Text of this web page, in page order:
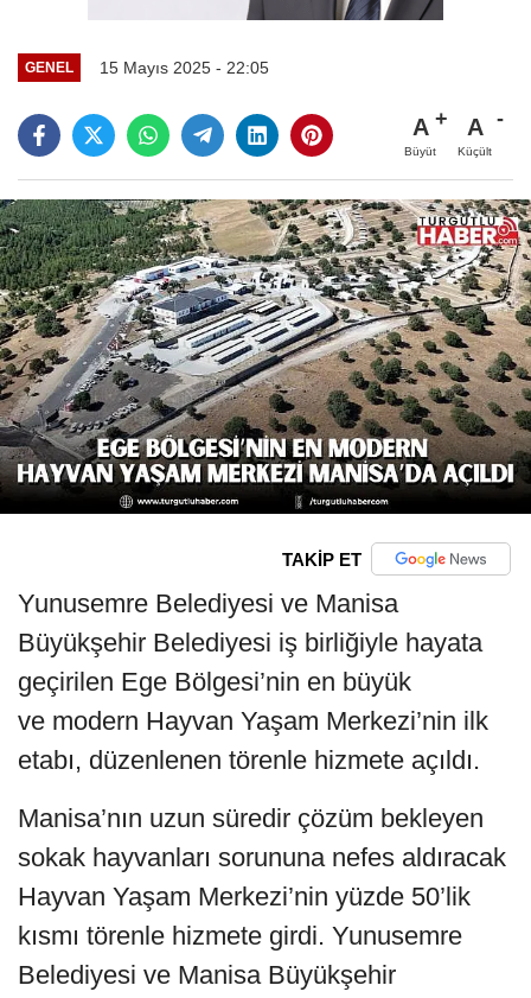
GENEL 15 Mayıs 2025 - 22:05
A
Büyüt
A
Küçült
TAKİP ET
Yunusemre Belediyesi ve Manisa
Büyükşehir Belediyesi iş birliğiyle hayata
geçirilen Ege Bölgesi’nin en büyük
ve modern Hayvan Yaşam Merkezi’nin ilk
etabı, düzenlenen törenle hizmete açıldı.
Manisa’nın uzun süredir çözüm bekleyen
sokak hayvanları sorununa nefes aldıracak
Hayvan Yaşam Merkezi’nin yüzde 50’lik
kısmı törenle hizmete girdi. Yunusemre
Belediyesi ve Manisa Büyükşehir